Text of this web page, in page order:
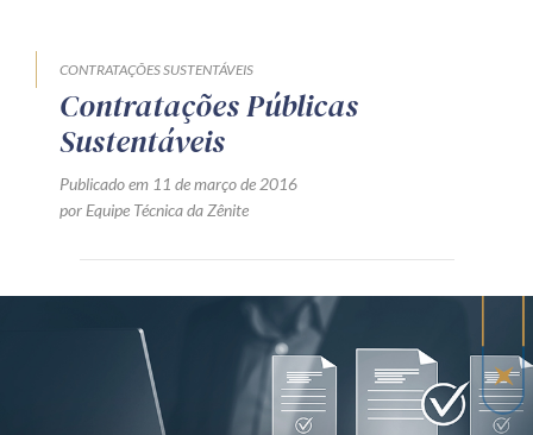
CONTRATAÇÕES SUSTENTÁVEIS
Contratações Públicas
Sustentáveis
Publicado em 11 de março de 2016
por Equipe Técnica da Zênite